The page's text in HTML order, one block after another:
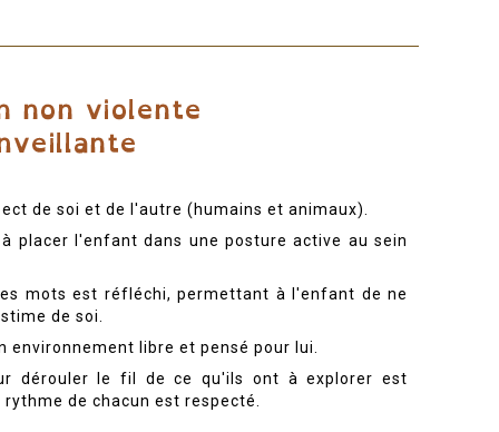
de soi et de l'autre (humains et animaux).
placer l'enfant dans une posture active au sein
mots est réfléchi, permettant à l'enfant de ne
de soi.
libre et pensé pour lui.
dérouler le fil de ce qu'ils ont à explorer est
de chacun est respecté.